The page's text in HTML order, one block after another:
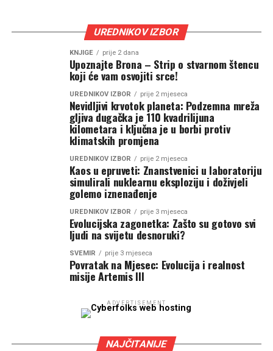
UREDNIKOV IZBOR
KNJIGE prije 2 dana
Upoznajte Brona – Strip o stvarnom štencu
koji će vam osvojiti srce!
UREDNIKOV IZBOR prije 2 mjeseca
Nevidljivi krvotok planeta: Podzemna mreža
gljiva dugačka je 110 kvadrilijuna
kilometara i ključna je u borbi protiv
klimatskih promjena
UREDNIKOV IZBOR prije 2 mjeseca
Kaos u epruveti: Znanstvenici u laboratoriju
simulirali nuklearnu eksploziju i doživjeli
golemo iznenađenje
UREDNIKOV IZBOR prije 3 mjeseca
Evolucijska zagonetka: Zašto su gotovo svi
ljudi na svijetu desnoruki?
SVEMIR prije 3 mjeseca
Povratak na Mjesec: Evolucija i realnost
misije Artemis III
ADVERTISEMENT
NAJČITANIJE